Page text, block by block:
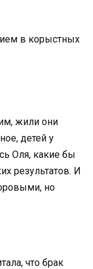
в корыстных
жили они
детей у
Оля, какие бы
результатов. И
но
что брак